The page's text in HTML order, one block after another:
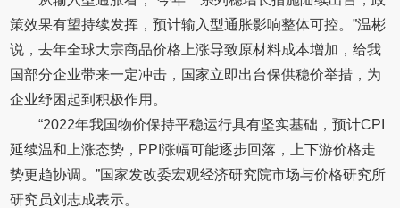
策效果有望持续发挥，预计输入型通胀影响整体可控。”温彬
说，去年全球大宗商品价格上涨导致原材料成本增加，给我
国部分企业带来一定冲击，国家立即出台保供稳价举措，为
企业纾困起到积极作用。
“2022年我国物价保持平稳运行具有坚实基础，预计CPI
延续温和上涨态势，PPI涨幅可能逐步回落，上下游价格走
势更趋协调。”国家发改委宏观经济研究院市场与价格研究所
研究员刘志成表示。